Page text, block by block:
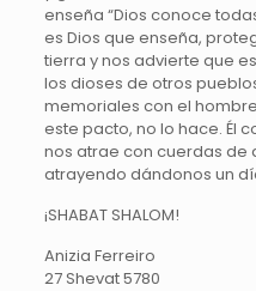
enseña “Dios conoce
es Dios que enseña,
tierra y nos advierte que
los dioses de otros
memoriales con el
este pacto, no lo hace. Él
nos atrae con cuerdas de
atrayendo dándonos un
¡SHABAT SHALOM!
Anizia Ferreiro
27 Shevat 5780